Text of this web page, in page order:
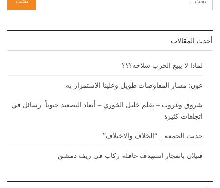
أحدث المقالات
لماذا لا يبيع الحزب سلاحه؟؟؟
عون: مسار المفاوضات طويل وعلينا الاستمرار به
شروق وغروب – بقلم خليل الخوري – أبعاد التصعيد جنوباً: رسائل في
اتجاهات كثيرة
حديث الجمعة _ “الخلاف والاختلاف”
قتيلان بانفجار استهدف حافلة ركاب في ريف دمشق